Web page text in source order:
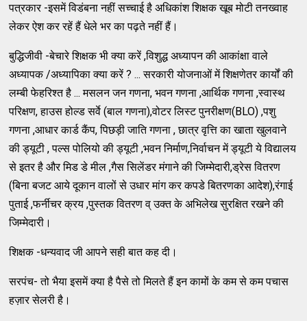
पत्रकार -इसमें विडंबना नहीं सच्चाई है अधिकांश शिक्षक खूब मोटी तनख्वाह
लेकर ऐश कर रहें हैं धेले भर का पढ़ते नहीं हैं।
बुद्धिजीवी -बेचारे शिक्षक भी क्या करें ,विशुद्ध अध्यापन की आकांक्षा वाले
अध्यापक /अध्यापिका क्या करें ? ... सरकारी योजनाओं में शिक्षणेतर कार्यों की
लम्बी फेहरिश्त है ... मसलन जन गणना, भवन गणना ,आर्थिक गणना ,स्वास्थ
परिक्षण, हाउस होल्ड सर्वे (बाल गणना),वोटर लिस्ट पुनरीक्षण(BLO) ,पशु
गणना ,आधार कार्ड कैंप, पिछड़ी जाति गणना , छात्र वृत्ति का खाता खुलवाने
की ड्यूटी , पल्स पोलियो की ड्यूटी ,भवन निर्माण,निर्वाचन में ड्यूटी ये विद्यालय
से इतर है और मिड डे मील ,गैस सिलेंडर मंगाने की जिम्मेदारी,ड्रेस वितरण
(बिना बजट आये दूकान वालों से उधार मांग कर कपडे बितरणका आदेश),रंगाई
पुताई ,फर्नीचर क्रय ,पुस्तक वितरण व् उक्त के अभिलेख सुरक्षित रखने की
जिम्मेदारी।
शिक्षक -धन्यवाद जी आपने सही बात कह दी।
सरपंच- तो भैया इसमें क्या है पैसे तो मिलते हैं इन कामों के कम से कम पचास
हज़ार सेलरी है।